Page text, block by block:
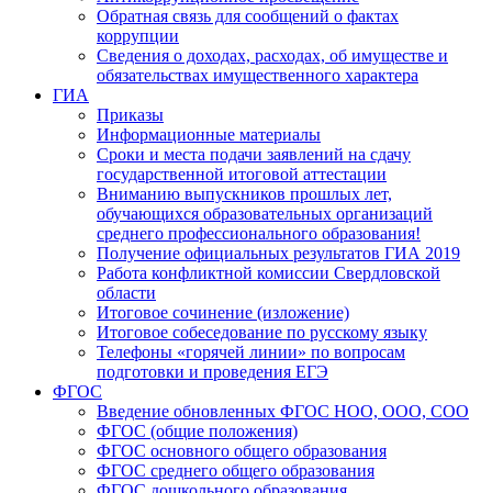
Обратная связь для сообщений о фактах
коррупции
Сведения о доходах, расходах, об имуществе и
обязательствах имущественного характера
ГИА
Приказы
Информационные материалы
Сроки и места подачи заявлений на сдачу
государственной итоговой аттестации
Вниманию выпускников прошлых лет,
обучающихся образовательных организаций
среднего профессионального образования!
Получение официальных результатов ГИА 2019
Работа конфликтной комиссии Свердловской
области
Итоговое сочинение (изложение)
Итоговое собеседование по русскому языку
Телефоны «горячей линии» по вопросам
подготовки и проведения ЕГЭ
ФГОС
Введение обновленных ФГОС НОО, ООО, СОО
ФГОС (общие положения)
ФГОС основного общего образования
ФГОС среднего общего образования